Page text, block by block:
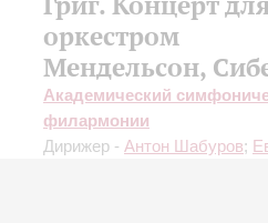
оркестром
Мендельсон,
Академический
филармонии
Дирижер - Антон Шабуров;